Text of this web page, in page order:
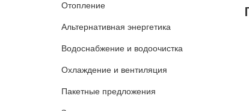
Отопление
Альтернативная энергетика
Водоснабжение и водоочистка
Охлаждение и вентиляция
Пакетные предложения